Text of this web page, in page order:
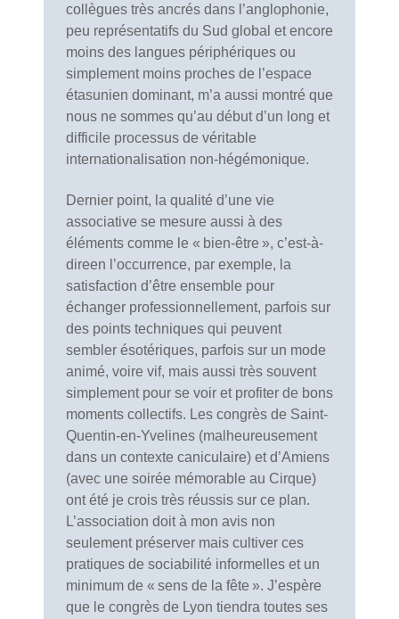
collègues très ancrés dans l’anglophonie,
peu représentatifs du Sud global et encore
moins des langues périphériques ou
simplement moins proches de l’espace
étasunien dominant, m’a aussi montré que
nous ne sommes qu’au début d’un long et
difficile processus de véritable
internationalisation non-hégémonique.
Dernier point, la qualité d’une vie
associative se mesure aussi à des
éléments comme le « bien-être », c’est-à-
direen l’occurrence, par exemple, la
satisfaction d’être ensemble pour
échanger professionnellement, parfois sur
des points techniques qui peuvent
sembler ésotériques, parfois sur un mode
animé, voire vif, mais aussi très souvent
simplement pour se voir et profiter de bons
moments collectifs. Les congrès de Saint-
Quentin-en-Yvelines (malheureusement
dans un contexte caniculaire) et d’Amiens
(avec une soirée mémorable au Cirque)
ont été je crois très réussis sur ce plan.
L’association doit à mon avis non
seulement préserver mais cultiver ces
pratiques de sociabilité informelles et un
minimum de « sens de la fête ». J’espère
que le congrès de Lyon tiendra toutes ses